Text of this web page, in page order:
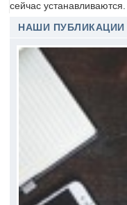
сейчас устанавливаются.
НАШИ ПУБЛИКАЦИИ